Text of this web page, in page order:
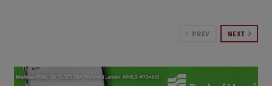
PREV NEXT